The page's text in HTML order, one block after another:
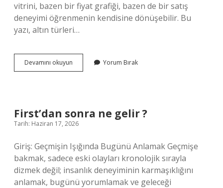
vitrini, bazen bir fiyat grafiği, bazen de bir satış
deneyimi öğrenmenin kendisine dönüşebilir. Bu
yazı, altın türleri…
Devamını okuyun Bozdururken
hangi
Yorum Bırak
First’dan sonra ne gelir ?
Tarih: Haziran 17, 2026
Giriş: Geçmişin Işığında Bugünü Anlamak Geçmişe
bakmak, sadece eski olayları kronolojik sırayla
dizmek değil; insanlık deneyiminin karmaşıklığını
anlamak, bugünü yorumlamak ve geleceği